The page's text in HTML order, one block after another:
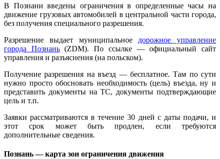
В Познани введены ограничения в определенные часы на
движение грузовых автомобилей в центральной части города,
без получения специального разрешения.
Разрешение выдает муниципальное дорожное управление
города Познань(ZDM). По ссылке — официальный сайт
управления и разъяснения (на польском).
Получение разрешения на въезд — бесплатное. Там по сути
нужно просто обосновать необходимость (цель) въезда, ну и
представить документы на ТС, документы подтверждающие
цель и т.п.
Заявки рассматриваются в течение 30 дней с даты подачи, и
этот срок может быть продлен, если требуются
дополнительные сведения.
Познань — карта зон ограничения движения